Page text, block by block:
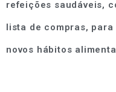
refeições saudáveis,
lista de compras,
novos hábitos